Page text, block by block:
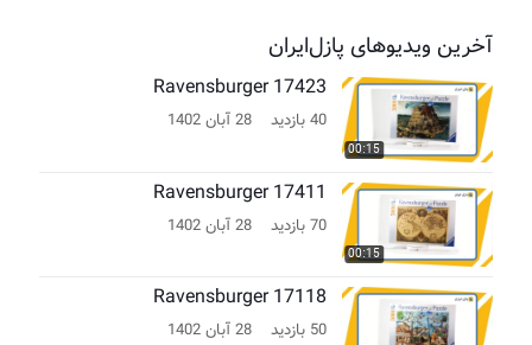
آخرین ویدیوهای پازل‌ایران
00:15
Ravensburger 17423
40 بازدید 28 آبان 1402
00:15
Ravensburger 17411
70 بازدید 28 آبان 1402
Ravensburger 17118
50 بازدید 28 آبان 1402